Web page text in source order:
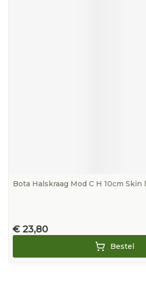
Bota Halskraag Mod C H 10cm Skin l
€ 23,80
Bestel